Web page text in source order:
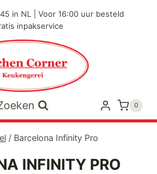
in NL | Voor 16:00 uur besteld
inpakservice
0
/ Barcelona Infinity Pro
INFINITY PRO